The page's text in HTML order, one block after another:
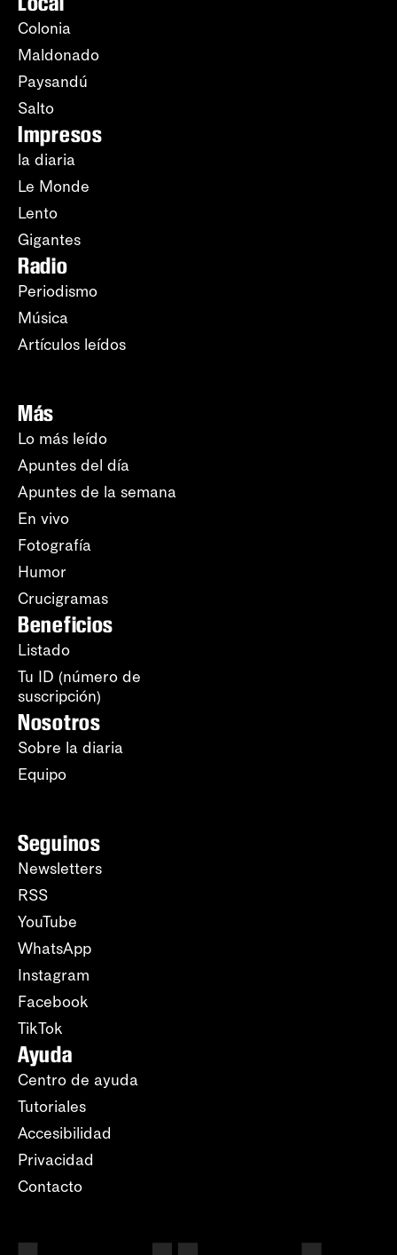
Colonia
Maldonado
Paysandú
Salto
Impresos
la diaria
Le Monde
Lento
Gigantes
Radio
Periodismo
Música
Artículos leídos
Más
Lo más leído
Apuntes del día
Apuntes de la semana
En vivo
Fotografía
Humor
Crucigramas
Beneficios
Listado
Tu ID (número de
suscripción)
Nosotros
Sobre la diaria
Equipo
Seguinos
Newsletters
RSS
YouTube
WhatsApp
Instagram
Facebook
TikTok
Ayuda
Centro de ayuda
Tutoriales
Accesibilidad
Privacidad
Contacto